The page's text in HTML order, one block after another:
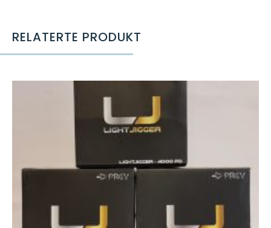
RELATERTE PRODUKT